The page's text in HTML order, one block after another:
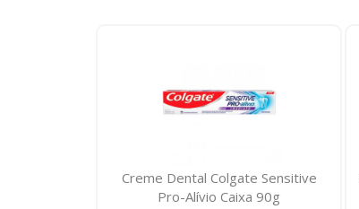
Creme Dental Colgate Sensitive
Pro-Alívio Caixa 90g